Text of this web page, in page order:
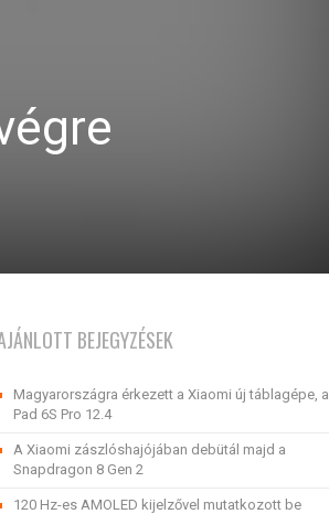
BEJEGYZÉSEK
Magyarországra érkezett a Xiaomi új táblagépe, a
Pad 6S Pro 12.4
A Xiaomi zászlóshajójában debütál majd a
Snapdragon 8 Gen 2
120 Hz-es AMOLED kijelzővel mutatkozott be